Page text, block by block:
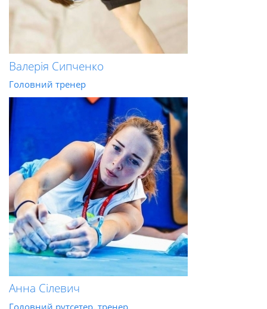
Валерія Сипченко
Головний тренер
Анна Сілевич
Головний рутсетер, тренер